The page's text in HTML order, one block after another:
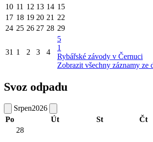
10 11 12 13 14 15
17 18 19 20 21 22
24 25 26 27 28 29
31 1 2 3 4
5
1
Rybářské závody v Černuci
Zobrazit všechny záznamy ze
Svoz odpadu
Srpen2026
Po
Út St Čt
28